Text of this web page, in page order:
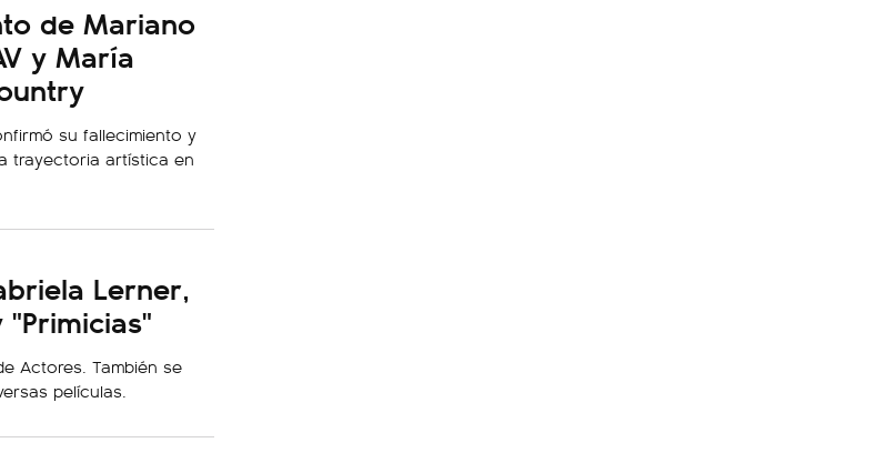
de Mariano
y María
su fallecimiento y
trayectoria artística en
Lerner,
Actores. También se
películas.